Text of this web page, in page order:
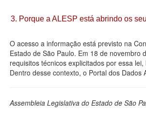
3. Porque a ALESP está abrindo os
O acesso a informação está previsto na
Estado de São Paulo. Em 18 de
requisitos técnicos explicitados por essa
Dentro desse contexto, o Portal dos
Assembleia Legislativa do Estado de São